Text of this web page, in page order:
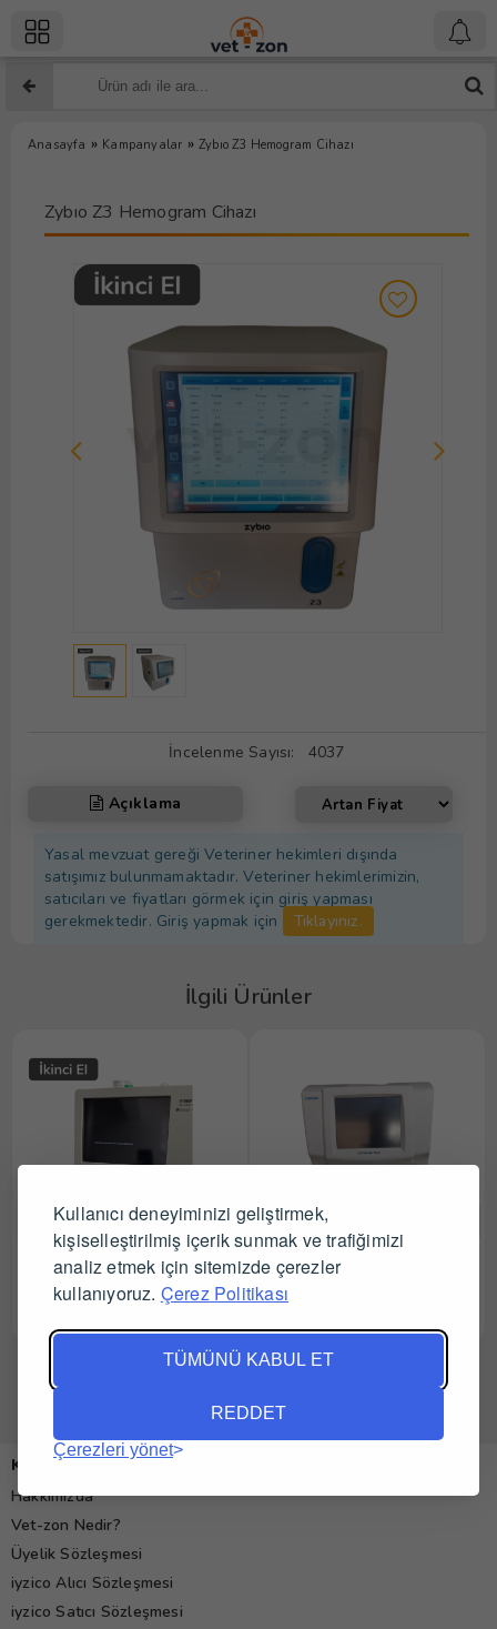
Kullanıcı deneyiminizi geliştirmek,
kişiselleştirilmiş içerik sunmak ve trafiğimizi
analiz etmek için sitemizde çerezler
kullanıyoruz. Çerez Politikası
TÜMÜNÜ KABUL ET
REDDET
Çerezleri yönet
Anasayfa » Kampanyalar » Zybıo Z3 Hemogram Cihazı
Zybıo Z3 Hemogram Cihazı
İncelenme Sayısı: 4037
Açıklama
Yasal mevzuat gereği Veteriner hekimleri dışında
satışımız bulunmamaktadır. Veteriner hekimlerimizin,
satıcıları ve fiyatları görmek için giriş yapması
gerekmektedir. Giriş yapmak için
Tıklayınız.
İlgili Ürünler
Mindray Bc 5000
Hemogram Cihazı
Horiba Hemogram Cihazı
Kurumsal
Hakkımızda
Vet-zon Nedir?
Üyelik Sözleşmesi
iyzico Alıcı Sözleşmesi
iyzico Satıcı Sözleşmesi